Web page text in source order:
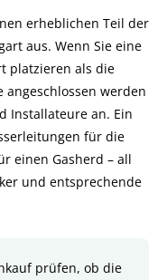
erheblichen Teil der
aus. Wenn Sie eine
platzieren als die
angeschlossen werden
Installateure an. Ein
für die
einen Gasherd – all
und entsprechende
prüfen, ob die